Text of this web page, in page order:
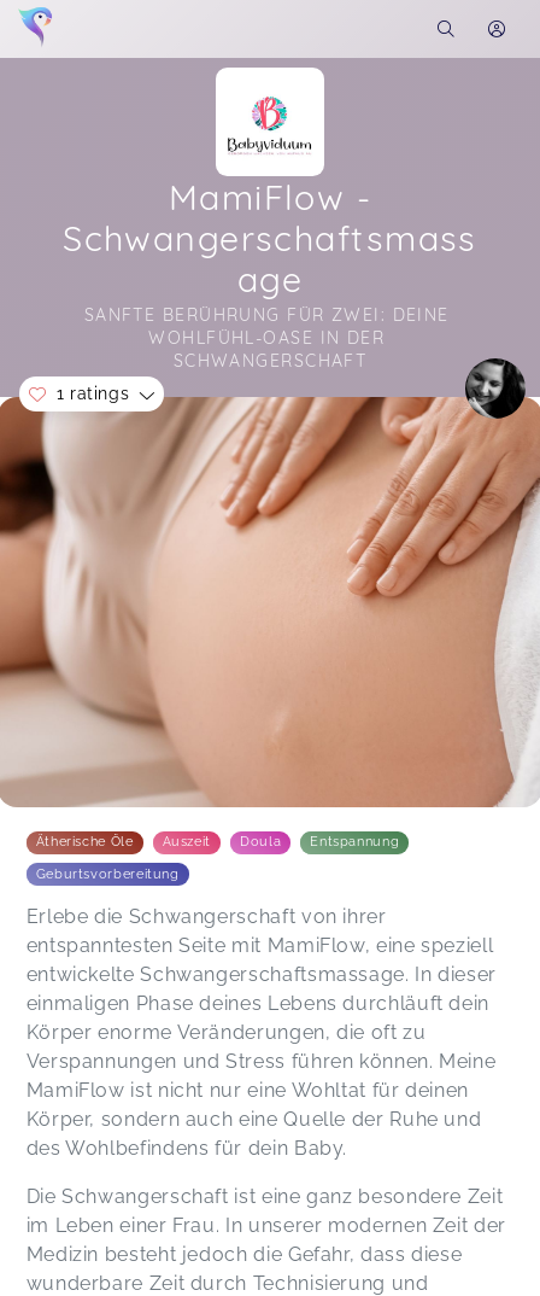
MamiFlow -
Schwangerschaftsmass
age
SANFTE BERÜHRUNG FÜR ZWEI: DEINE
WOHLFÜHL-OASE IN DER
SCHWANGERSCHAFT
Soon you will learn more about me here...
1 ratings
Eine Schwangerschaftsmassage oder einen
anderen Kurs, also eigentlich jeglichen Kontakt
zu Diana kann ich nur wärmstens empfehlen! Ich
war bis jetzt „nur“ zur Schwangerschaftsmassage
bei ihr. Habe aber vor mich nach der
Schwangerschaft weiterhin von Diana begleiten
und verwöhnen zulassen. Man spürt schon bei
der Termin Vereinbarung wieviel Herzblut hinter
absolut fallen lassen und mich ganz an Diana
abgeben. Ich danke ihr für das Vertrauen und die
Geborgenheit die sie ausstrahlt und somit eine
wohlige Atmosphäre schafft.
Dec 06
Ätherische Öle Auszeit Doula Entspannung
Geburtsvorbereitung
Erlebe die Schwangerschaft von ihrer
entspanntesten Seite mit MamiFlow, eine speziell
entwickelte Schwangerschaftsmassage. In dieser
einmaligen Phase deines Lebens durchläuft dein
Körper enorme Veränderungen, die oft zu
Verspannungen und Stress führen können. Meine
MamiFlow ist nicht nur eine Wohltat für deinen
Körper, sondern auch eine Quelle der Ruhe und
des Wohlbefindens für dein Baby.
Die Schwangerschaft ist eine ganz besondere Zeit
im Leben einer Frau. In unserer modernen Zeit der
Medizin besteht jedoch die Gefahr, dass diese
wunderbare Zeit durch Technisierung und